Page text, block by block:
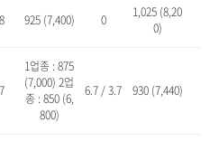
925 (7,400) 0
1,025 (8,20
0)
1업종 : 875
(7,000) 2업
종 : 850 (6,
800)
6.7 / 3.7 930 (7,440)